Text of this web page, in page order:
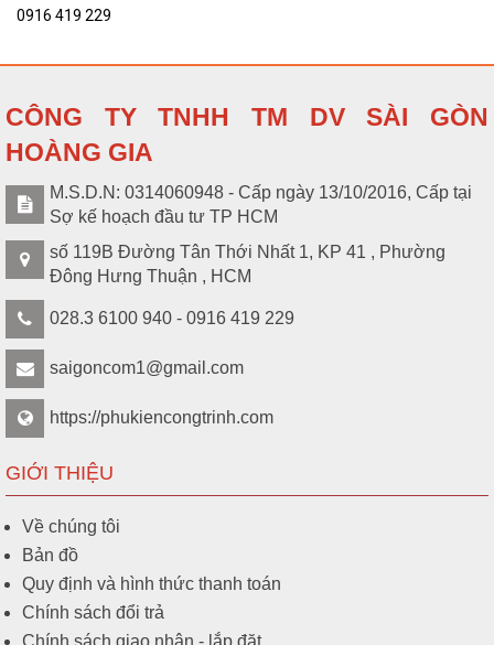
0916 419 229
CÔNG TY TNHH TM DV SÀI GÒN
HOÀNG GIA
M.S.D.N: 0314060948 - Cấp ngày 13/10/2016, Cấp tại
Sợ kế hoạch đầu tư TP HCM
số 119B Đường Tân Thới Nhất 1, KP 41 , Phường
Đông Hưng Thuận , HCM
028.3 6100 940 - 0916 419 229
saigoncom1@gmail.com
https://phukiencongtrinh.com
GIỚI THIỆU
Về chúng tôi
Bản đồ
Quy định và hình thức thanh toán
Chính sách đổi trả
Chính sách giao nhận - lắp đặt